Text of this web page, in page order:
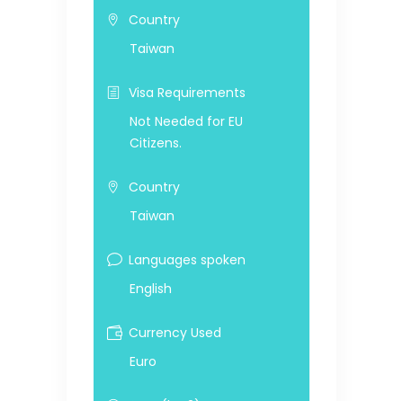
Country
Taiwan
Visa Requirements
Not Needed for EU
Citizens.
Country
Taiwan
Languages spoken
English
Currency Used
Euro